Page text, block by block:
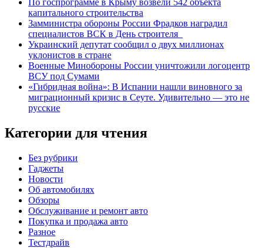
капитального строительства
Замминистра обороны России Фрадков наградил
специалистов ВСК в День строителя
Украинский депутат сообщил о двух миллионах
уклонистов в стране
Военные Минобороны России уничтожили логоцентр
ВСУ под Сумами
«Гибридная война»: В Испании нашли виновного за
миграционный кризис в Сеуте. Удивительно — это не
русские
Категории для чтения
Без рубрики
Гаджеты
Новости
Об автомобилях
Обзоры
Обслуживание и ремонт авто
Покупка и продажа авто
Разное
Тестдрайв